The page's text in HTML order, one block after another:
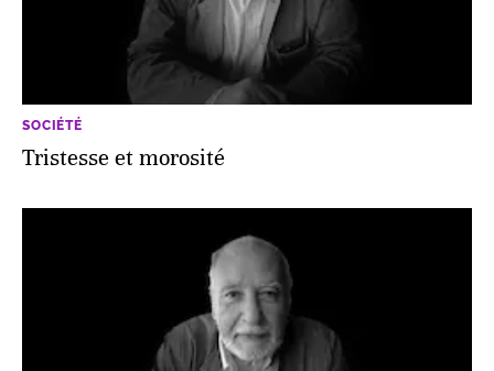
SOCIÉTÉ
Tristesse et morosité